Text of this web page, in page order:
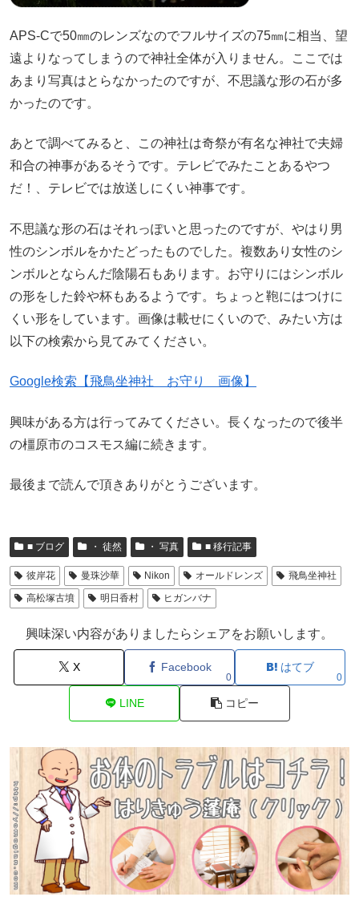
APS-Cで50㎜のレンズなのでフルサイズの75㎜に相当、望
遠よりなってしまうので神社全体が入りません。ここでは
あまり写真はとらなかったのですが、不思議な形の石が多
かったのです。
あとで調べてみると、この神社は奇祭が有名な神社で夫婦
和合の神事があるそうです。テレビでみたことあるやつ
だ！、テレビでは放送しにくい神事です。
不思議な形の石はそれっぽいと思ったのですが、やはり男
性のシンボルをかたどったものでした。複数あり女性のシ
ンボルとならんだ陰陽石もあります。お守りにはシンボル
の形をした鈴や杯もあるようです。ちょっと鞄にはつけに
くい形をしています。画像は載せにくいので、みたい方は
以下の検索から見てみてください。
Google検索【飛鳥坐神社 お守り 画像】
興味がある方は行ってみてください。長くなったので後半
の橿原市のコスモス編に続きます。
最後まで読んで頂きありがとうございます。
■ ブログ ・ 徒然 ・ 写真 ■ 移行記事
彼岸花 曼珠沙華 Nikon オールドレンズ
飛鳥坐神社
高松塚古墳
明日香村 ヒガンバナ
興味深い内容がありましたらシェアをお願いします。
X Facebook
0
はてブ
0
LINE コピー